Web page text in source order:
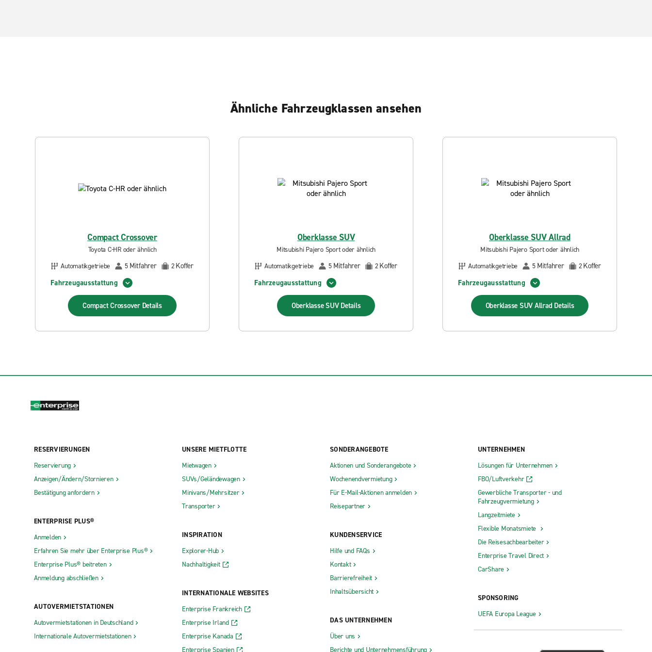
Ähnliche Fahrzeugklassen ansehen
Compact Crossover
Toyota C-HR oder ähnlich
Automatikgetriebe
5 Mitfahrer 2Koffer
Fahrzeugausstattung
Compact Crossover Details
Oberklasse SUV
Mitsubishi Pajero Sport oder ähnlich
Automatikgetriebe
5 Mitfahrer 2Koffer
Fahrzeugausstattung
Oberklasse SUV Details
Oberklasse SUV Allrad
Mitsubishi Pajero Sport oder ähnlich
Automatikgetriebe
5 Mitfahrer 2Koffer
Fahrzeugausstattung
Oberklasse SUV Allrad Details
RESERVIERUNGEN
Reservierung
Anzeigen/Ändern/Stornieren
Bestätigung anfordern
ENTERPRISE PLUS®
Anmelden
Erfahren Sie mehr über Enterprise Plus®
Enterprise Plus® beitreten
Anmeldung abschließen
AUTOVERMIETSTATIONEN
Autovermietstationen in Deutschland
Internationale Autovermietstationen
UNSERE MIETFLOTTE
Mietwagen
SUVs/Geländewagen
Minivans/Mehrsitzer
Transporter
INSPIRATION
Explorer-Hub
Nachhaltigkeit
INTERNATIONALE WEBSITES
Enterprise Frankreich
Enterprise Irland
Enterprise Kanada
Enterprise Spanien
SONDERANGEBOTE
Aktionen und Sonderangebote
Wochenendvermietung
Für E-Mail-Aktionen anmelden
Reisepartner
KUNDENSERVICE
Hilfe und FAQs
Kontakt
Barrierefreiheit
Inhaltsübersicht
DAS UNTERNEHMEN
Über uns
Berichte und Unternehmensführung
UNTERNEHMEN
Lösungen für Unternehmen
FBO/Luftverkehr
Gewerbliche Transporter - und
Fahrzeugvermietung
Langzeitmiete
Flexible Monatsmiete
Die Reisesachbearbeiter
Enterprise Travel Direct
CarShare
SPONSORING
UEFA Europa League